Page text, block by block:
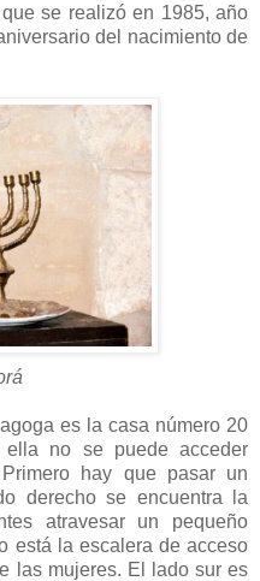
se realizó en 1985, año
del nacimiento de
es la casa número 20
no se puede acceder
hay que pasar un
derecho se encuentra la
atravesar un pequeño
está la escalera de acceso
las mujeres. El lado sur es